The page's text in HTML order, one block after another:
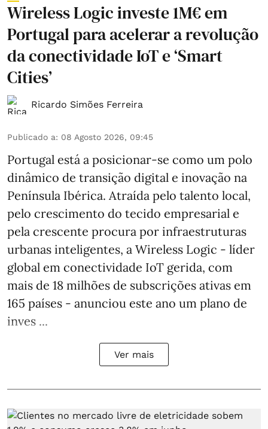
Wireless Logic investe 1M€ em
Portugal para acelerar a revolução
da conectividade IoT e ‘Smart
Cities’
Ricardo Simões Ferreira
Publicado a: 08 Agosto 2026, 09:45
Portugal está a posicionar-se como um polo
dinâmico de transição digital e inovação na
Península Ibérica. Atraída pelo talento local,
pelo crescimento do tecido empresarial e
pela crescente procura por infraestruturas
urbanas inteligentes, a Wireless Logic - líder
global em conectividade IoT gerida, com
mais de 18 milhões de subscrições ativas em
165 países - anunciou este ano um plano de
inves ...
Ver mais